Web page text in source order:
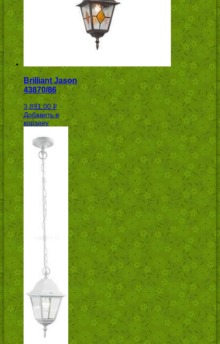
Brilliant Jason
43870/86
3,891.00Р
УБ.
Добавить в
корзину